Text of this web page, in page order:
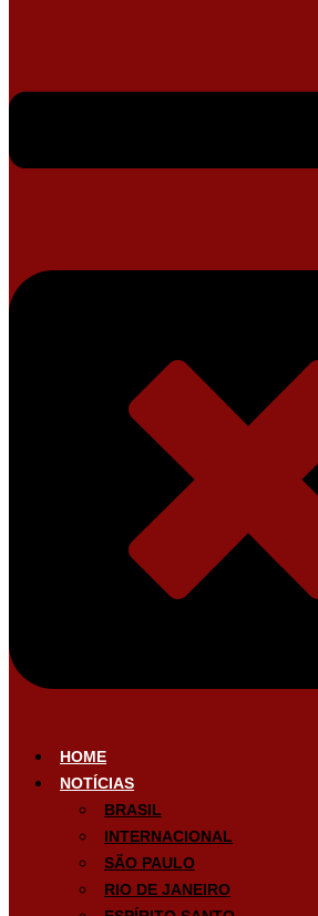
HOME
NOTÍCIAS
BRASIL
INTERNACIONAL
SÃO PAULO
RIO DE JANEIRO